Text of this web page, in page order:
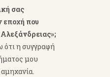
σας
εποχή που
ότι η συγγραφή
μου